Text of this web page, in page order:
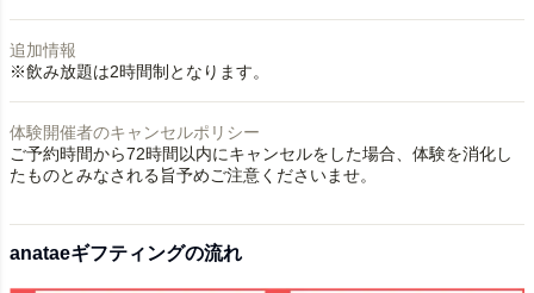
追加情報
※飲み放題は2時間制となります。
体験開催者のキャンセルポリシー
ご予約時間から72時間以内にキャンセルをした場合、体験を消化し
たものとみなされる旨予めご注意くださいませ。
anataeギフティングの流れ